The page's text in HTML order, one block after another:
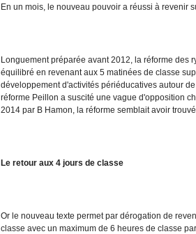
En un mois, le nouveau pouvoir a réussi à revenir
Longuement préparée avant 2012, la réforme des
équilibré en revenant aux 5 matinées de classe
développement d'activités périéducatives autour
réforme Peillon a suscité une vague d'opposition
2014 par B Hamon, la réforme semblait avoir
Le retour aux 4 jours de classe
Or le nouveau texte permet par dérogation de
classe avec un maximum de 6 heures de classe